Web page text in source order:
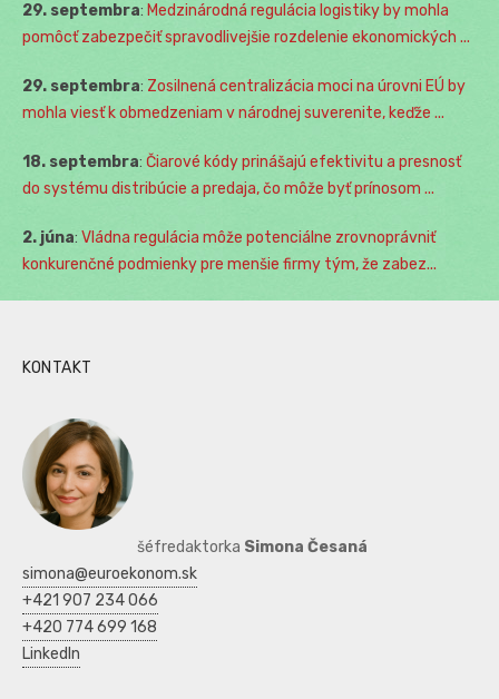
29. septembra: Medzinárodná regulácia logistiky by mohla
pomôcť zabezpečiť spravodlivejšie rozdelenie ekonomických ...
29. septembra: Zosilnená centralizácia moci na úrovni EÚ by
mohla viesť k obmedzeniam v národnej suverenite, keďže ...
18. septembra: Čiarové kódy prinášajú efektivitu a presnosť
do systému distribúcie a predaja, čo môže byť prínosom ...
2. júna: Vládna regulácia môže potenciálne zrovnoprávniť
konkurenčné podmienky pre menšie firmy tým, že zabez...
KONTAKT
šéfredaktorka Simona Česaná
simona@euroekonom.sk
+421 907 234 066
+420 774 699 168
LinkedIn